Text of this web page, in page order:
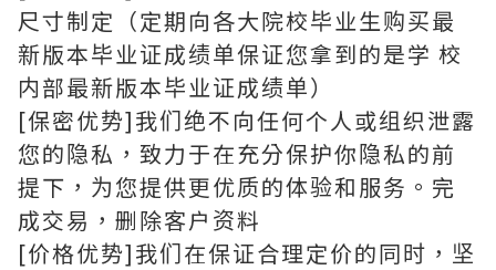
尺寸制定（定期向各大院校毕业生购买最
新版本毕业证成绩单保证您拿到的是学 校
内部最新版本毕业证成绩单）
[保密优势]我们绝不向任何个人或组织泄露
您的隐私，致力于在充分保护你隐私的前
提下，为您提供更优质的体验和服务。完
成交易，删除客户资料
[价格优势]我们在保证合理定价的同时，坚